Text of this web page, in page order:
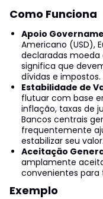
Como Funciona
Apoio
Americano (USD),
declaradas moeda
significa que
dívidas e impostos.
Estabilidade de
flutuar com base
inflação, taxas de
Bancos centrais
frequentemente
estabilizar seu valor.
Aceitação
amplamente
convenientes para
Exemplo